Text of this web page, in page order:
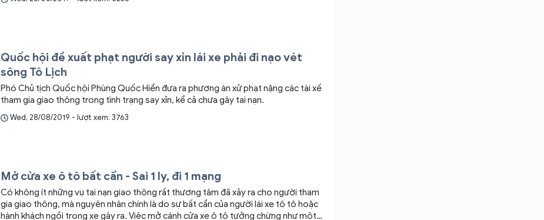
Quốc hội đề xuất phạt người say xỉn lái xe phải đi nạo vét
sông Tô Lịch
Phó Chủ tịch Quốc hội Phùng Quốc Hiển đưa ra phương án xử phạt nặng các tài xế
tham gia giao thông trong tình trạng say xỉn, kể cả chưa gây tai nạn.
Wed, 28/08/2019 - lượt xem: 3763
Mở cửa xe ô tô bất cẩn - Sai 1 ly, đi 1 mạng
Có không ít những vụ tai nạn giao thông rất thương tâm đã xảy ra cho người tham
gia giao thông, mà nguyên nhân chính là do sự bất cẩn của người lái xe tô tô hoặc
hành khách ngồi trong xe gây ra. Việc mở cánh cửa xe ô tô tưởng chừng như một